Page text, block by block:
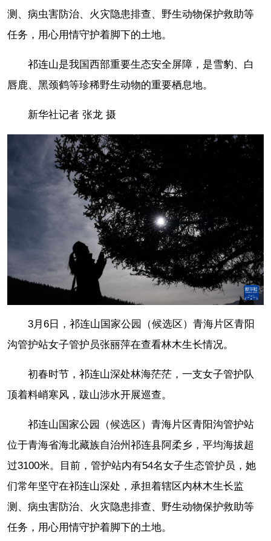
测、病虫害防治、火灾隐患排查、野生动物保护救助等
任务，用心用情守护着脚下的土地。
祁连山是我国西部重要生态安全屏障，是雪豹、白
唇鹿、黑颈鹤等珍稀野生动物的重要栖息地。
新华社记者 张龙 摄
3月6日，祁连山国家公园（候选区）青海片区青阳
沟管护站女子管护员张丽萍在查看林木生长情况。
初春时节，祁连山深处林海茫茫，一支女子管护队
顶着料峭寒风，跋山涉水开展巡查。
祁连山国家公园（候选区）青海片区青阳沟管护站
位于青海省海北藏族自治州祁连县阿柔乡，平均海拔超
过3100米。目前，管护站内有54名女子生态管护员，她
们常年坚守在祁连山深处，承担着辖区内林木生长监
测、病虫害防治、火灾隐患排查、野生动物保护救助等
任务，用心用情守护着脚下的土地。